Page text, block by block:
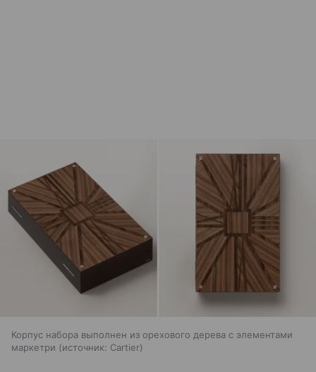
Корпус набора выполнен из орехового дерева с элементами
маркетри
источник: Cartier